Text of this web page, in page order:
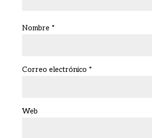
Nombre *
Correo electrónico *
Web